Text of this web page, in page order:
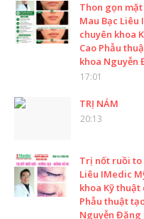
Thon gọn mặt
Mau Bạc Liêu
chuyên khoa
Cao Phẫu
khoa Nguyễn
17:01
TRỊ NÁM
20:13
Trị nốt ruồi to
Liêu IMedic
khoa Kỹ thuật
Phẫu thuật
Nguyễn Đặng